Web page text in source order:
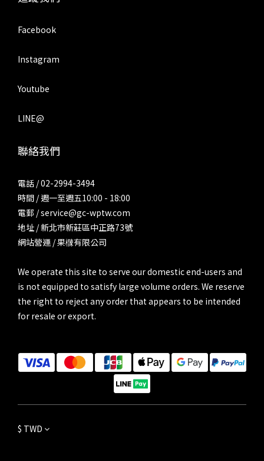
Facebook
Instagram
Youtube
LINE@
聯絡我們
電話 / 02-2994-3494
時間 / 週一至週五10:00 - 18:00
電郵 / service@gc-wptw.com
地址 / 新北市新莊區中正路73號
網站營運 / 果樄有限公司
We operate this site to serve our domestic end-users and
is not equipped to satisfy large volume orders. We reserve
the right to reject any order that appears to be intended
for resale or export.
$ TWD